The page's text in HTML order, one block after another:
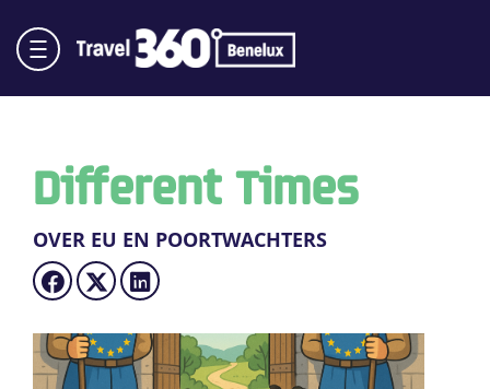
Different Times
OVER EU EN POORTWACHTERS